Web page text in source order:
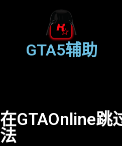
GTA5辅助
在GTAOnline跳
法